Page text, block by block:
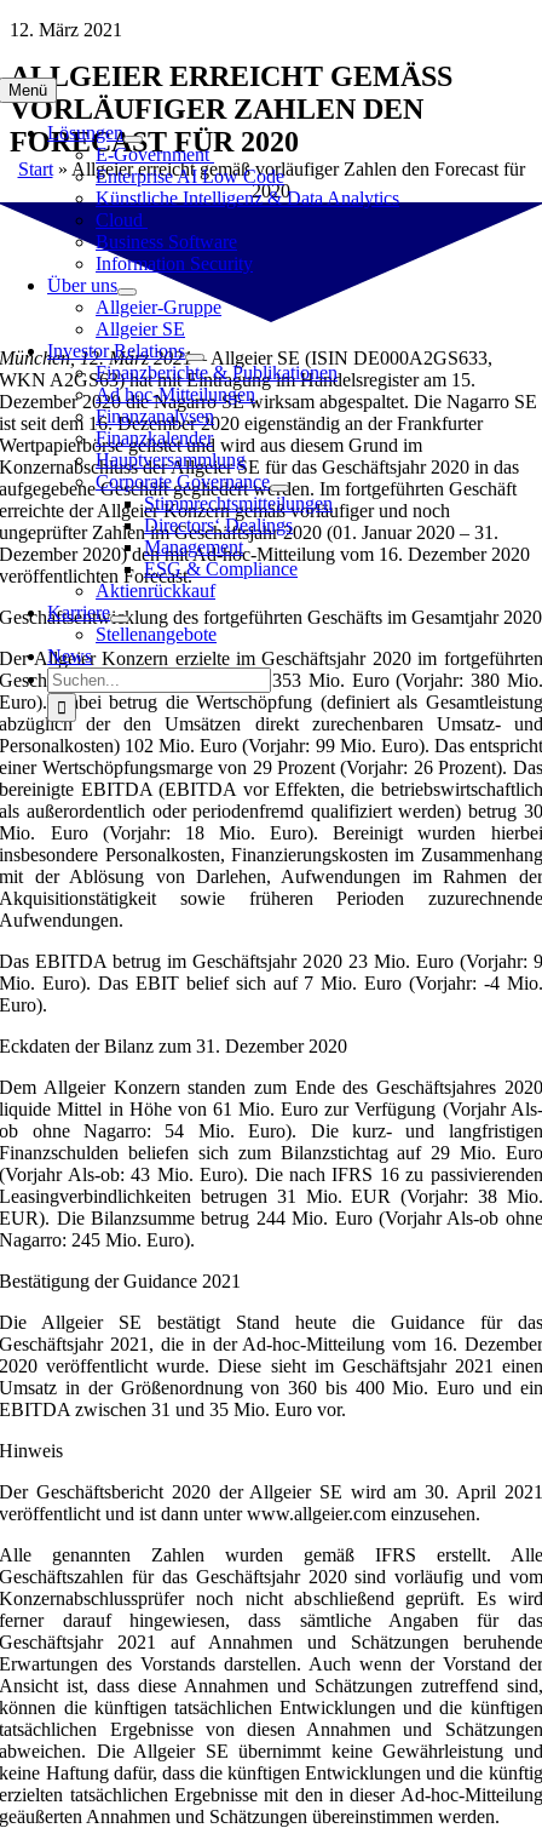
Zum
springen
Menü
Lösungen
E-Government
Enterprise AI Low Code
Künstliche Intelligenz & Data Analytics
Cloud
Business Software
Information Security
Über uns
Allgeier-Gruppe
Allgeier SE
Investor Relations
Finanzberichte & Publikationen
Ad hoc-Mitteilungen
Finanzanalysen
Finanzkalender
Hauptversammlung
Corporate Governance
Stimmrechtsmitteilungen
Directors‘ Dealings
Management
ESG & Compliance
Aktienrückkauf
Karriere
Stellenangebote
News
Suche
nach:
12. März 2021
ALLGEIER ERREICHT GEMÄSS V
ORLÄUFIGER ZAHLEN DEN F
ORECAST FÜR 2020
Start» Allgeier erreicht gemäß vorläufiger Zahlen den Forecast für
2020
München, 12. März 2021 – Allgeier SE (ISIN DE000A2GS633,
WKN A2GS63) hat mit Eintragung im Handelsregister am 15.
Dezember 2020 die Nagarro SE wirksam abgespaltet. Die Nagarro SE
ist seit dem 16. Dezember 2020 eigenständig an der Frankfurter
Wertpapierbörse gelistet und wird aus diesem Grund im
Konzernabschluss der Allgeier SE für das Geschäftsjahr 2020 in das
aufgegebene Geschäft gegliedert werden. Im fortgeführten Geschäft
erreichte der Allgeier Konzern gemäß vorläufiger und noch
ungeprüfter Zahlen im Geschäftsjahr 2020 (01. Januar 2020 – 31.
Dezember 2020) den mit Ad-hoc-Mitteilung vom 16. Dezember 2020
veröffentlichten Forecast.
Geschäftsentwicklung des fortgeführten Geschäfts im Gesamtjahr 2020
Der Allgeier Konzern erzielte im Geschäftsjahr 2020 im fortgeführten
Geschäft eine Gesamtleistung von 353 Mio. Euro (Vorjahr: 380 Mio.
Euro). Dabei betrug die Wertschöpfung (definiert als Gesamtleistung
abzüglich der den Umsätzen direkt zurechenbaren Umsatz- und
Personalkosten) 102 Mio. Euro (Vorjahr: 99 Mio. Euro). Das entspricht
einer Wertschöpfungsmarge von 29 Prozent (Vorjahr: 26 Prozent). Das
bereinigte EBITDA (EBITDA vor Effekten, die betriebswirtschaftlich
als außerordentlich oder periodenfremd qualifiziert werden) betrug 30
Mio. Euro (Vorjahr: 18 Mio. Euro). Bereinigt wurden hierbei
insbesondere Personalkosten, Finanzierungskosten im Zusammenhang
mit der Ablösung von Darlehen, Aufwendungen im Rahmen der
Akquisitionstätigkeit sowie früheren Perioden zuzurechnende
Aufwendungen.
Das EBITDA betrug im Geschäftsjahr 2020 23 Mio. Euro (Vorjahr: 9
Mio. Euro). Das EBIT belief sich auf 7 Mio. Euro (Vorjahr: -4 Mio.
Euro).
Eckdaten der Bilanz zum 31. Dezember 2020
Dem Allgeier Konzern standen zum Ende des Geschäftsjahres 2020
liquide Mittel in Höhe von 61 Mio. Euro zur Verfügung (Vorjahr Als-
ob ohne Nagarro: 54 Mio. Euro). Die kurz- und langfristigen
Finanzschulden beliefen sich zum Bilanzstichtag auf 29 Mio. Euro
(Vorjahr Als-ob: 43 Mio. Euro). Die nach IFRS 16 zu passivierenden
Leasingverbindlichkeiten betrugen 31 Mio. EUR (Vorjahr: 38 Mio.
EUR). Die Bilanzsumme betrug 244 Mio. Euro (Vorjahr Als-ob ohne
Nagarro: 245 Mio. Euro).
Bestätigung der Guidance 2021
Die Allgeier SE bestätigt Stand heute die Guidance für das
Geschäftsjahr 2021, die in der Ad-hoc-Mitteilung vom 16. Dezember
2020 veröffentlicht wurde. Diese sieht im Geschäftsjahr 2021 einen
Umsatz in der Größenordnung von 360 bis 400 Mio. Euro und ein
EBITDA zwischen 31 und 35 Mio. Euro vor.
Hinweis
Der Geschäftsbericht 2020 der Allgeier SE wird am 30. April 2021
veröffentlicht und ist dann unter www.allgeier.com einzusehen.
Alle genannten Zahlen wurden gemäß IFRS erstellt. Alle
Geschäftszahlen für das Geschäftsjahr 2020 sind vorläufig und vom
Konzernabschlussprüfer noch nicht abschließend geprüft. Es wird
ferner darauf hingewiesen, dass sämtliche Angaben für das
Geschäftsjahr 2021 auf Annahmen und Schätzungen beruhende
Erwartungen des Vorstands darstellen. Auch wenn der Vorstand der
Ansicht ist, dass diese Annahmen und Schätzungen zutreffend sind,
können die künftigen tatsächlichen Entwicklungen und die künftigen
tatsächlichen Ergebnisse von diesen Annahmen und Schätzungen
abweichen. Die Allgeier SE übernimmt keine Gewährleistung und
keine Haftung dafür, dass die künftigen Entwicklungen und die künftig
erzielten tatsächlichen Ergebnisse mit den in dieser Ad-hoc-Mitteilung
geäußerten Annahmen und Schätzungen übereinstimmen werden.